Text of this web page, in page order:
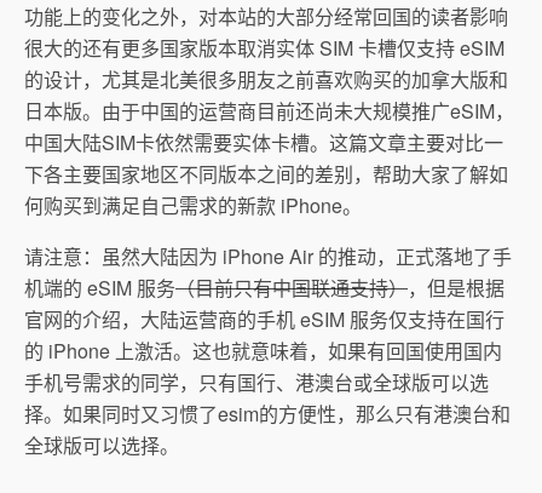
功能上的变化之外，对本站的大部分经常回国的读者影响
很大的还有更多国家版本取消实体 SIM 卡槽仅支持 eSIM
的设计，尤其是北美很多朋友之前喜欢购买的加拿大版和
日本版。由于中国的运营商目前还尚未大规模推广eSIM，
中国大陆SIM卡依然需要实体卡槽。这篇文章主要对比一
下各主要国家地区不同版本之间的差别，帮助大家了解如
何购买到满足自己需求的新款 iPhone。
请注意：虽然大陆因为 iPhone Air 的推动，正式落地了手
机端的 eSIM 服务（目前只有中国联通支持），但是根据
官网的介绍，大陆运营商的手机 eSIM 服务仅支持在国行
的 iPhone 上激活。这也就意味着，如果有回国使用国内
手机号需求的同学，只有国行、港澳台或全球版可以选
择。如果同时又习惯了esim的方便性，那么只有港澳台和
全球版可以选择。